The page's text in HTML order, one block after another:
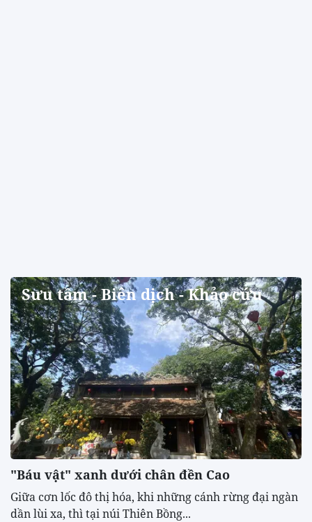
Sưu tầm - Biên dịch - Khảo cứu
"Báu vật" xanh dưới chân đền Cao
​Giữa cơn lốc đô thị hóa, khi những cánh rừng đại ngàn
dần lùi xa, thì tại núi Thiên Bồng...